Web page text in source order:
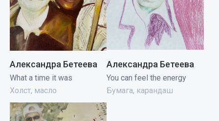
Александра Бетеева
What a time it was
Холст, масло
Александра Бетеева
You can feel the energy
Бумага, карандаш